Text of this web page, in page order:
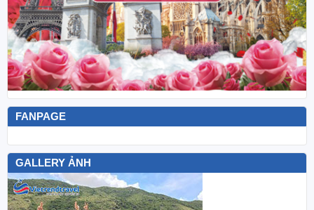
FANPAGE
GALLERY ẢNH